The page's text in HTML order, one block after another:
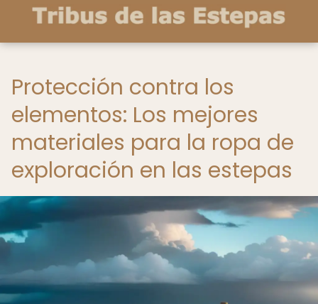
Protección contra los
elementos: Los mejores
materiales para la ropa de
exploración en las estepas